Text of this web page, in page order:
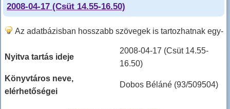
2008-04-17 (Csüt 14.55-16.50)
Az adatbázisban hosszabb szövegek is tartozhatnak egy-
Nyitva tartás ideje
2008-04-17 (Csüt 14.55-
16.50)
Könyvtáros neve,
elérhetőségei
Dobos Béláné (93/509504)